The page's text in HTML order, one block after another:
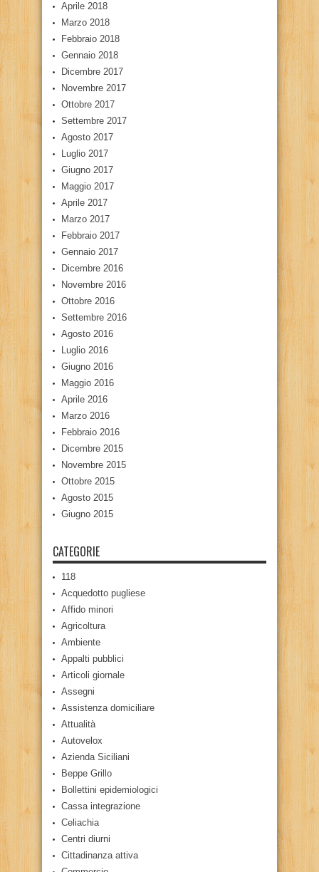
Aprile 2018
Marzo 2018
Febbraio 2018
Gennaio 2018
Dicembre 2017
Novembre 2017
Ottobre 2017
Settembre 2017
Agosto 2017
Luglio 2017
Giugno 2017
Maggio 2017
Aprile 2017
Marzo 2017
Febbraio 2017
Gennaio 2017
Dicembre 2016
Novembre 2016
Ottobre 2016
Settembre 2016
Agosto 2016
Luglio 2016
Giugno 2016
Maggio 2016
Aprile 2016
Marzo 2016
Febbraio 2016
Dicembre 2015
Novembre 2015
Ottobre 2015
Agosto 2015
Giugno 2015
CATEGORIE
118
Acquedotto pugliese
Affido minori
Agricoltura
Ambiente
Appalti pubblici
Articoli giornale
Assegni
Assistenza domiciliare
Attualità
Autovelox
Azienda Siciliani
Beppe Grillo
Bollettini epidemiologici
Cassa integrazione
Celiachia
Centri diurni
Cittadinanza attiva